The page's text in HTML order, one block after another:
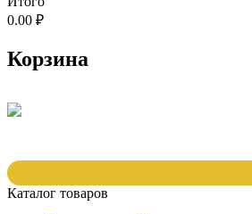
0.00 ₽
Корзина
Каталог товаров